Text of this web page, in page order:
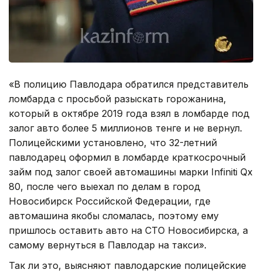
«В полицию Павлодара обратился представитель
ломбарда с просьбой разыскать горожанина,
который в октябре 2019 года взял в ломбарде под
залог авто более 5 миллионов тенге и не вернул.
Полицейскими установлено, что 32-летний
павлодарец оформил в ломбарде краткосрочный
займ под залог своей автомашины марки Infiniti Qx
80, после чего выехал по делам в город
Новосибирск Российской Федерации, где
автомашина якобы сломалась, поэтому ему
пришлось оставить авто на СТО Новосибирска, а
самому вернуться в Павлодар на такси».
Так ли это, выясняют павлодарские полицейские